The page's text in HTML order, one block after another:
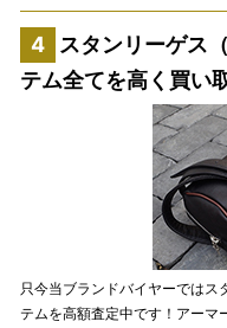
スタンリーゲス
テム全てを高く買い
只今当ブランドバイヤーではス
テムを高額査定中です！アーマ